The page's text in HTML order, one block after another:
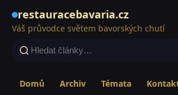
restauracebavaria.cz
Váš průvodce světem bavorských chutí
Domů Archiv Témata